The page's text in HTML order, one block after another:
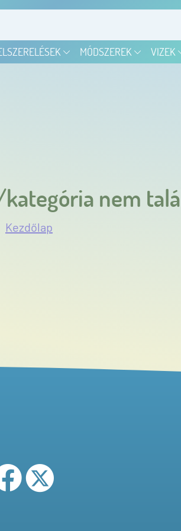
MÓDSZEREK VIZEK
nem
Kezdőlap